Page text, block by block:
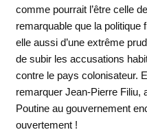
comme pourrait l’être celle
remarquable que la
elle aussi d’une extrême
de subir les accusations
contre le pays colonisateur.
remarquer Jean-Pierre Filiu,
Poutine au gouvernement
ouvertement !